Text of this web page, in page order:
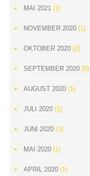
MAI 2021 (1)
NOVEMBER 2020 (1)
OKTOBER 2020 (2)
SEPTEMBER 2020 (5)
AUGUST 2020 (1)
JULI 2020 (1)
JUNI 2020 (3)
MAI 2020 (1)
APRIL 2020 (1)